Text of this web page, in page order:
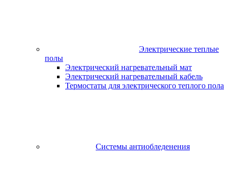
Электрические теплые
полы
Электрический нагревательный мат
Электрический нагревательный кабель
Термостаты для электрического теплого пола
Системы антиобледенения